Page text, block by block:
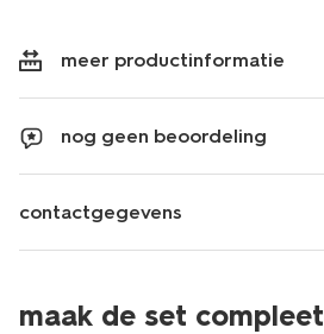
meer productinformatie
nog geen beoordeling
contactgegevens
maak de set compleet